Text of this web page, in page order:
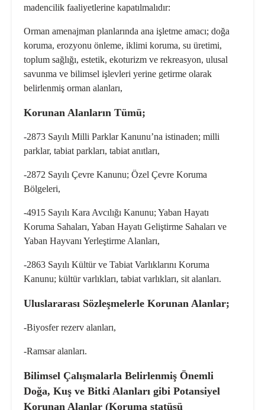
madencilik faaliyetlerine kapatılmalıdır:
Orman amenajman planlarında ana işletme amacı; doğa
koruma, erozyonu önleme, iklimi koruma, su üretimi,
toplum sağlığı, estetik, ekoturizm ve rekreasyon, ulusal
savunma ve bilimsel işlevleri yerine getirme olarak
belirlenmiş orman alanları,
Korunan Alanların Tümü;
-2873 Sayılı Milli Parklar Kanunu’na istinaden; milli
parklar, tabiat parkları, tabiat anıtları,
-2872 Sayılı Çevre Kanunu; Özel Çevre Koruma
Bölgeleri,
-4915 Sayılı Kara Avcılığı Kanunu; Yaban Hayatı
Koruma Sahaları, Yaban Hayatı Geliştirme Sahaları ve
Yaban Hayvanı Yerleştirme Alanları,
-2863 Sayılı Kültür ve Tabiat Varlıklarını Koruma
Kanunu; kültür varlıkları, tabiat varlıkları, sit alanları.
Uluslararası Sözleşmelerle Korunan Alanlar;
-Biyosfer rezerv alanları,
-Ramsar alanları.
Bilimsel Çalışmalarla Belirlenmiş Önemli
Doğa, Kuş ve Bitki Alanları gibi Potansiyel
Korunan Alanlar (Koruma statüsü